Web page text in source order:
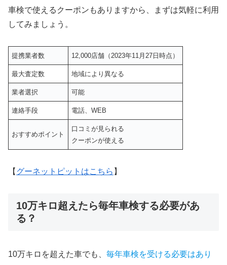
車検で使えるクーポンもありますから、まずは気軽に利用
してみましょう。
提携業者数 12,000店舗（2023年11月27日時点）
最大査定数 地域により異なる
業者選択 可能
連絡手段 電話、WEB
おすすめポイント
口コミが見られる
クーポンが使える
【 グーネットピットはこちら 】
10万キロ超えたら毎年車検する必要があ
る？
10万キロを超えた車でも、 毎年車検を受ける必要はあり